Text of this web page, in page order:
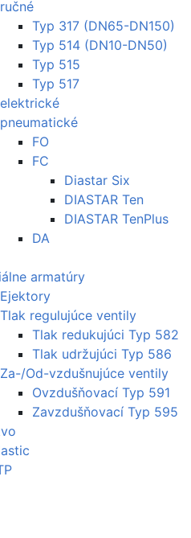
ručné
Typ 317 (DN65-DN150)
Typ 514 (DN10-DN50)
Typ 515
Typ 517
elektrické
pneumatické
FO
FC
Diastar Six
DIASTAR Ten
DIASTAR TenPlus
DA
armatúry
Ejektory
Tlak regulujúce ventily
Tlak redukujúci Typ 582
Tlak udržujúci Typ 586
Za-/Od-vzdušnujúce ventily
Ovzdušňovací Typ 591
Zavzdušňovací Typ 595